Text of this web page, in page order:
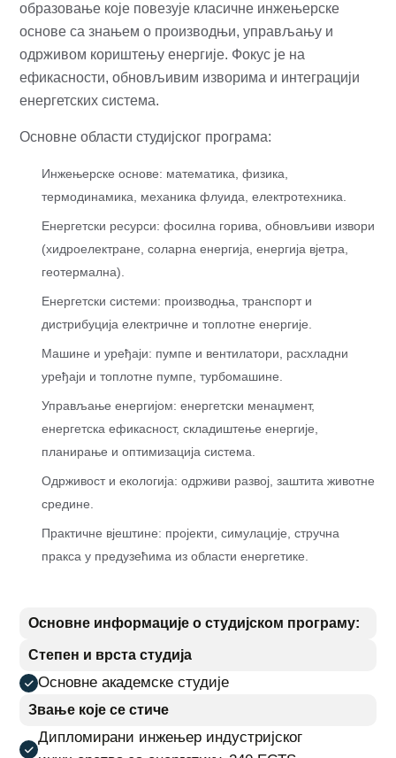
образовање које повезује класичне инжењерске
основе са знањем о производњи, управљању и
одрживом кориштењу енергије. Фокус је на
ефикасности, обновљивим изворима и интеграцији
енергетских система.
Основне области студијског програма:
Инжењерске основе: математика, физика,
термодинамика, механика флуида, електротехника.
Енергетски ресурси: фосилна горива, обновљиви извори
(хидроелектране, соларна енергија, енергија вјетра,
геотермална).
Енергетски системи: производња, транспорт и
дистрибуција електричне и топлотне енергије.
Машине и уређаји: пумпе и вентилатори, расхладни
уређаји и топлотне пумпе, турбомашине.
Управљање енергијом: енергетски менаџмент,
енергетска ефикасност, складиштење енергије,
планирање и оптимизација система.
Одрживост и екологија: одрживи развој, заштита животне
средине.
Практичне вјештине: пројекти, симулације, стручнa
праксa у предузећима из области енергетике.
Основне информације о студијском програму:
Степен и врста студија
Основне академске студије
Звање које се стиче
Дипломирани инжењер индустријског